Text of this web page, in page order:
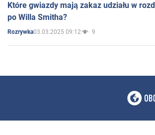
Które gwiazdy mają zakaz udziału w
po Willa Smitha?
Rozrywka03.03.2025 09:12 9